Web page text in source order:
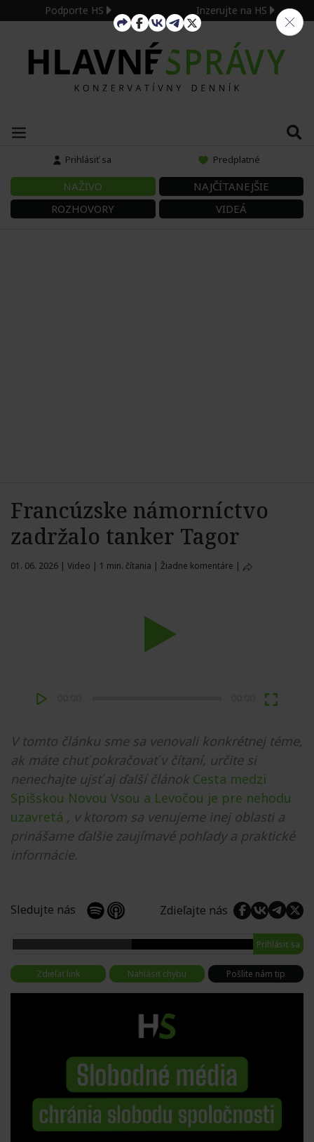
Podporte HS Inzerujte na HS
Prihlásiť sa Predplatné
NAŽIVO
NAJČÍTANEJŠIE
ROZHOVORY
VIDEÁ
Francúzske námorníctvo
zadržalo tanker Tagor
01. 06. 2026 | Video | 1 min. čítania | Žiadne komentáre |
V tomto článku sme sa venovali konkrétnej téme,
ak máte chuť pokračovať v čítaní, určite si
nenechajte ujsť aj ďalší článok Cesta medzi
Spišskou Novou Vsou a Levočou je pre nehodu
uzavretá , v ktorom sa venujeme inej oblasti a
prinášame ďalšie zaujímavé pohľady a praktické
informácie.
Sledujte nás Zdieľajte nás
Prihlásiť sa
Zdieľať link Nahlásiť chybu Pošlite nám tip